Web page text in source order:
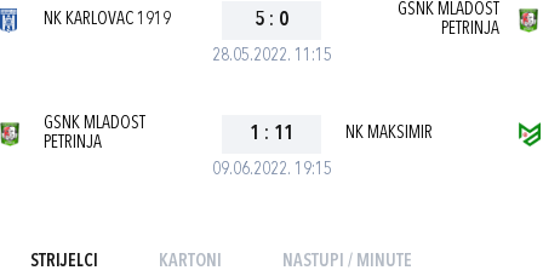
28.05.2022. 11:15
NK KARLOVAC 1919 5 : 0
GSNK MLADOST
PETRINJA
09.06.2022. 19:15
GSNK MLADOST
PETRINJA
1 : 11 NK MAKSIMIR
STRIJELCI KARTONI NASTUPI / MINUTE